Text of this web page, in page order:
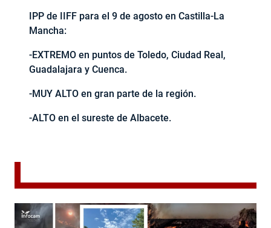
IPP de IIFF para el 9 de agosto en Castilla-La
Mancha:
-EXTREMO en puntos de Toledo, Ciudad Real,
Guadalajara y Cuenca.
-MUY ALTO en gran parte de la región.
-ALTO en el sureste de Albacete.